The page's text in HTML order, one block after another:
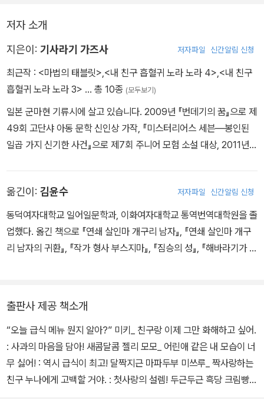
서 나보다 더 초조해져서 커진 몸집에 내면을 맞추려고 어른처럼 행
동하고, 좋아하던 동화책도 안 읽고…….
그러니까 나 혼자서만 어른이 되어야 한다고 바동거렸던 게 아닌 모
양이었다. 그 사실을 알게 된 순간, 내 입에서 멋대로 말이 튀어나왔
다.
나는 시오리 누나의 표정을 보려고 흘끔거렸다. 왠지 반응이 별로인
정스럽게 물었다.
“설마 빵도 안 먹고 동아리까지 하고 온 거야? 나한테 주려고?”
“그건 걱정 마세요. 결석한 친구 것이 남아서 가져온 거예요. 제가 빵
이번에는 재빠르게 준비해 둔 대답을 했다. 그런데 그 순간, 내 배에서
엄청나게 크게 꼬르륵 소리가 났다. 마치 그 말을 기다렸다는 듯, 나도
처음 들어 볼 만큼 무지무지 큰 소리로!
H, A, N, G, E?
“왜 그렇게 쓸데없이 발음만 좋냐? 응, 체인지 철자가 맞네.”
역시……. 옆에 앉은 신고도 고개를 빼고 내 수프 그릇을 들여다보며
말했다.
아니야?'
엄청난 정도가 아니지. 딱 이 철자 순서대로 마카로니가 늘어선다는
건 거의 기적에 가까운 확률 아닐까? 기적적, 아니면 운명적?
등골이 오싹해졌다. 이게 바로 그 ‘아주 작은 계기’인 게 아닐까? 이게
계기가 아니면 뭘까? 이러면 변하지 않을 수가 없잖아! 마치 몸에 들
상승했다.
게 된다.
그런데 마사토가 어이없다는 말투로 대답했다.
“그게 무슨 말이야? 마시고 싶으면 마시면 되잖아. 우유 양을 조금만
해서 분말을 섞으면 되는데. 그러면 엄청 진한 초특급 고농축 초코우
유가 되는 거 아냐?”
나는 멍청한 표정으로 마사토를 바라보다가 그만 아주 크게 소리를
지르고 말았다.
마사토 말이 맞았다. 그렇게 간단한 방법을 왜 생각하지 못했을까! 초
등학생도 알 법한 일인데. 내 멍청함에 할 말을 잊고 말았다.
렇게 단순한 방법조차 생각하지 못했던 걸지도. 난 절대 마사토처럼
될 수 없다고 생각했으니까.
그때 갑자기 마사토가 키득거렸다.
개구지게 웃는 마사토를 보면서 나는 묘하게 기쁨을 느꼈다. 공부만
도 들은 적이 없었는데.
“그리고 마시고 싶으면 마시고 싶다고 말해. 분위기에 휩쓸려서 무작
정 다 마셨더니 너무 달아서 죽을 뻔했으니까.”
농담 어린 그 말에 나는 또 한 번 깨달았다.
저자 소개
지은이: 기사라기 가즈사 저자파일 신간알림 신청
최근작 : <마법의 태블릿> <내 친구 흡혈귀 노라 노라 4> <내 친구
흡혈귀 노라 노라 3> … 총 10종 (모두보기)
일본 군마현 기류시에 살고 있습니다. 2009년 『번데기의 꿈』으로 제
49회 고단샤 아동 문학 신인상 가작, 『미스터리어스 세븐―봉인된
일곱 가지 신기한 사건』으로 제7회 주니어 모험 소설 대상, 2011년
흡혈귀 노라 노라」 시리즈, 「밋치의 길가 수집품」 시리즈, 「오늘의 급
식」 시리즈 등이 있습니다.
옮긴이: 김윤수 저자파일 신간알림 신청
동덕여자대학교 일어일문학과, 이화여자대학교 통역번역대학원을 졸
업했다. 옮긴 책으로 『연쇄 살인마 개구리 남자』, 『연쇄 살인마 개구
리 남자의 귀환』, 『작가 형사 부스지마』, 『짐승의 성』, 『해바라기가 피
출판사 제공 책소개
“오늘 급식 메뉴 뭔지 알아?” 미키_ 친구랑 이제 그만 화해하고 싶어.
: 사과의 마음을 담아! 새콤달콤 젤리 모모_ 어린애 같은 내 모습이 너
무 싫어! : 역시 급식이 최고! 달짝지근 마파두부 미쓰루_ 짝사랑하는
친구 누나에게 고백할 거야. : 첫사랑의 설렘! 두근두근 흑당 크림빵